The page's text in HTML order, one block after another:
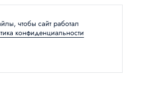
чтобы сайт работал
конфиденциальности